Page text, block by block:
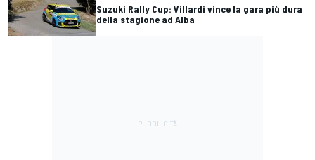
Suzuki Rally Cup: Villardi vince la gara più dura
della stagione ad Alba